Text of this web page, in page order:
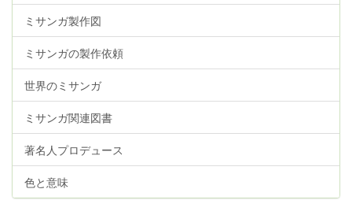
ミサンガ製作図
ミサンガの製作依頼
世界のミサンガ
ミサンガ関連図書
著名人プロデュース
色と意味